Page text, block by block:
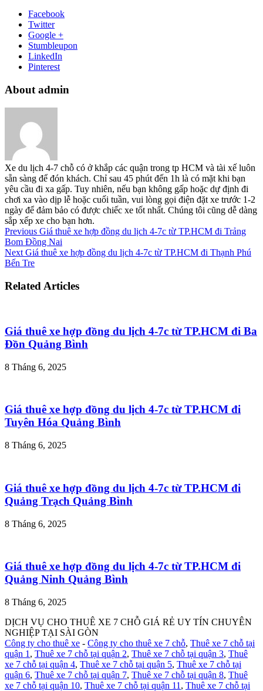
Facebook
Twitter
Google +
Stumbleupon
LinkedIn
Pinterest
About admin
Xe du lịch 4-7 chỗ có ở khắp các quận trong tp HCM và tài xế luôn
sẵn sàng để đón khách. Chỉ sau 45 phút đến 1h là có mặt khi bạn
yêu cầu đi xa gấp. Tuy nhiên, nếu bạn không gấp hoặc dự định đi
chơi xa vào dịp lễ hoặc cuối tuần, vui lòng gọi điện đặt xe trước 1-2
ngày để đảm bảo có được chiếc xe tốt nhất. Chúng tôi cũng dễ dàng
sắp xếp xe cho bạn hơn.
Previous Giá thuê xe hợp đồng du lịch 4-7c từ TP.HCM đi Trảng
Bom Đồng Nai
Next Giá thuê xe hợp đồng du lịch 4-7c từ TP.HCM đi Thạnh Phú
Bến Tre
Related Articles
Giá thuê xe hợp đồng du lịch 4-7c từ TP.HCM đi Ba
Đồn Quảng Bình
8 Tháng 6, 2025
Giá thuê xe hợp đồng du lịch 4-7c từ TP.HCM đi
Tuyên Hóa Quảng Bình
8 Tháng 6, 2025
Giá thuê xe hợp đồng du lịch 4-7c từ TP.HCM đi
Quảng Trạch Quảng Bình
8 Tháng 6, 2025
Giá thuê xe hợp đồng du lịch 4-7c từ TP.HCM đi
Quảng Ninh Quảng Bình
8 Tháng 6, 2025
DỊCH VỤ CHO THUÊ XE 7 CHỖ GIÁ RẺ UY TÍN CHUYÊN
NGHIỆP TẠI SÀI GÒN
Công ty cho thuê xe - Công ty cho thuê xe 7 chỗ, Thuê xe 7 chỗ tại
quận 1 , Thuê xe 7 chỗ tại quận 2, Thuê xe 7 chỗ tại quận 3, Thuê
xe 7 chỗ tại quận 4, Thuê xe 7 chỗ tại quận 5, Thuê xe 7 chỗ tại
quận 6, Thuê xe 7 chỗ tại quận 7, Thuê xe 7 chỗ tại quận 8, Thuê
xe 7 chỗ tại quận 10, Thuê xe 7 chỗ tại quận 11 , Thuê xe 7 chỗ tại